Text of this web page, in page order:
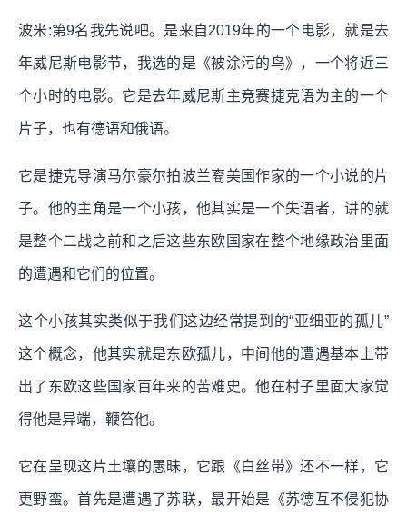
波米:第9名我先说吧。是来自2019年的一个电影，就是去
年威尼斯电影节，我选的是《被涂污的鸟》，一个将近三
个小时的电影。它是去年威尼斯主竞赛捷克语为主的一个
片子，也有德语和俄语。
它是捷克导演马尔豪尔拍波兰裔美国作家的一个小说的片
子。他的主角是一个小孩，他其实是一个失语者，讲的就
是整个二战之前和之后这些东欧国家在整个地缘政治里面
的遭遇和它们的位置。
这个小孩其实类似于我们这边经常提到的“亚细亚的孤儿”
这个概念，他其实就是东欧孤儿，中间他的遭遇基本上带
出了东欧这些国家百年来的苦难史。他在村子里面大家觉
得他是异端，鞭笞他。
它在呈现这片土壤的愚昧，它跟《白丝带》还不一样，它
更野蛮。首先是遭遇了苏联，最开始是《苏德互不侵犯协